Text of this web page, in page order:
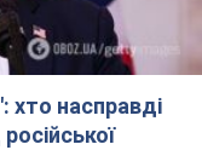
хто насправді